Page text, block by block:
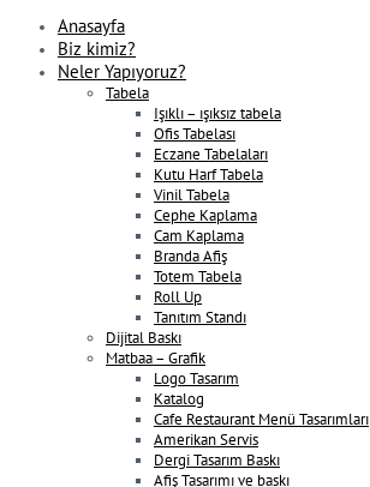
Anasayfa
Biz kimiz?
Neler Yapıyoruz?
Tabela
Işıklı – ışıksız tabela
Ofis Tabelası
Eczane Tabelaları
Kutu Harf Tabela
Vinil Tabela
Cephe Kaplama
Cam Kaplama
Branda Afiş
Totem Tabela
Roll Up
Tanıtım Standı
Dijital Baskı
Matbaa – Grafik
Logo Tasarım
Katalog
Cafe Restaurant Menü Tasarımları
Amerikan Servis
Dergi Tasarım Baskı
Afiş Tasarımı ve baskı